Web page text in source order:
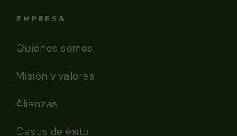
EMPRESA
Quiénes somos
Misión y valores
Alianzas
Casos de éxito